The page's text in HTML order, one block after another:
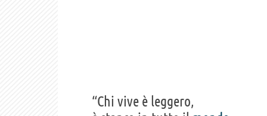
“Chi vive è leggero,